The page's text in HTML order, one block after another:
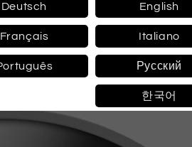
Deutsch English
Français Italiano
Русский
한국어